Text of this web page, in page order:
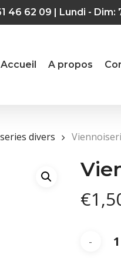
46 62 09 | Lundi - Dim:
Accueil A propos
divers
€